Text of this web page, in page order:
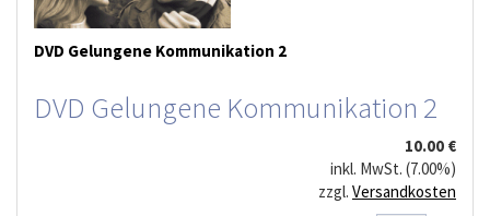
DVD Gelungene Kommunikation 2
DVD Gelungene Kommunikation 2
10.00 €
inkl. MwSt. (7.00%)
zzgl. Versandkosten